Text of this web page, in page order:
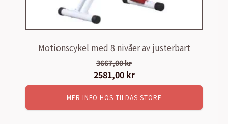
Motionscykel med 8 nivåer av justerbart
3667,00kr
Det
ursprungliga
priset
var:
2581,00 krDet
nuvarande
priset
är:
MER INFO HOS TILDAS STORE